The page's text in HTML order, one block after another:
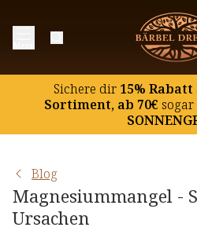
Sichere dir15% Rabatt
Sortiment, ab 70€ sogar
Blog
Magnesiummangel -
Ursachen
Wieviel Magnesium
Mögliche Symptome eines
Mögliche Ursachen eines
Magnesiumbedarfs
Magnesium und Ernährung